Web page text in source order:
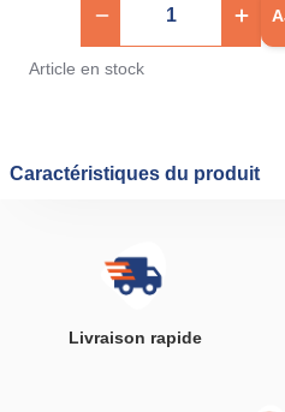
Article en stock
Caractéristiques du produit
Livraison rapide